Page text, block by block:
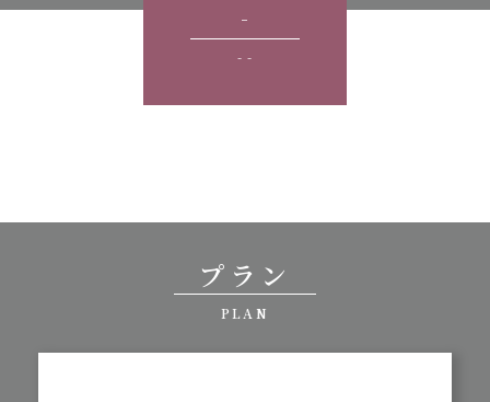
-
- -
プラン
PLAN